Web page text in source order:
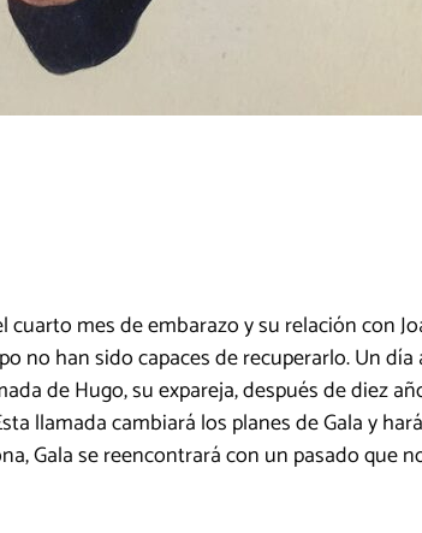
mes de embarazo y su relación con
no han sido capaces de recuperarlo. Un
de Hugo, su expareja, después de diez
llamada cambiará los planes de Gala y
Gala se reencontrará con un pasado que